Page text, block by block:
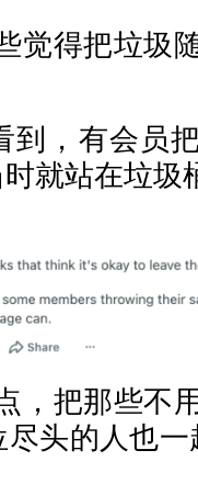
觉得把垃圾
到，有会员
就站在垃圾
，把那些不
头的人也